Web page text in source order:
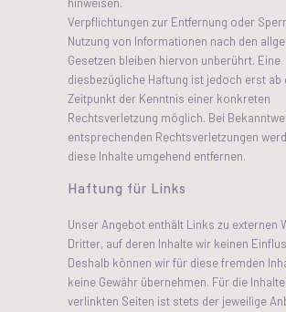
Verpflichtungen zur Entfernung oder
Nutzung von Informationen nach den
Gesetzen bleiben hiervon unberührt. Eine
diesbezügliche Haftung ist jedoch erst ab
Zeitpunkt der Kenntnis einer konkreten
Rechtsverletzung möglich. Bei
entsprechenden Rechtsverletzungen
diese Inhalte umgehend entfernen.
Haftung für Links
Unser Angebot enthält Links zu externen
Dritter, auf deren Inhalte wir keinen
Deshalb können wir für diese fremden
keine Gewähr übernehmen. Für die
verlinkten Seiten ist stets der jeweilige